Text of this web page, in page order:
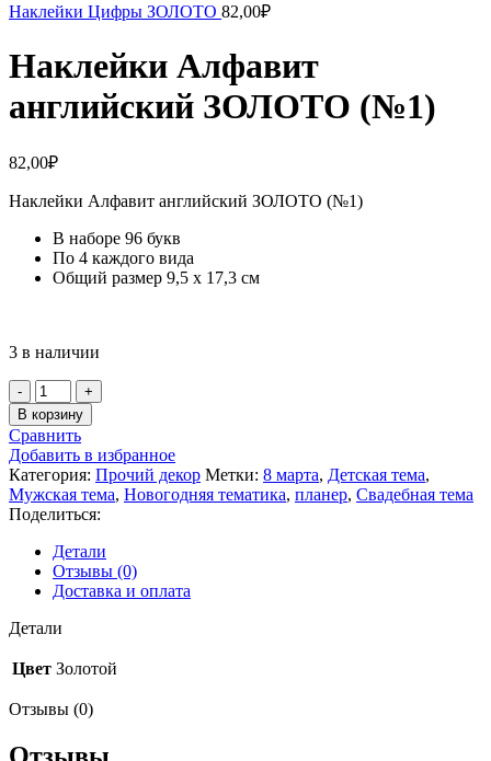
Наклейки Цифры ЗОЛОТО 82,00₽
Наклейки Алфавит
английский ЗОЛОТО (№1)
82,00₽
Наклейки Алфавит английский ЗОЛОТО (№1)
В наборе 96 букв
По 4 каждого вида
Общий размер 9,5 х 17,3 см
3 в наличии
Количество
товара
Наклейки
Алфавит
английский
ЗОЛОТО
(№1)
В корзину
Сравнить
Добавить в избранное
Категория: Прочий декор Метки: 8 марта, Детская тема,
Мужская тема, Новогодняя тематика, планер, Свадебная тема
Поделиться:
Детали
Отзывы (0)
Доставка и оплата
Детали
Цвет Золотой
Отзывы (0)